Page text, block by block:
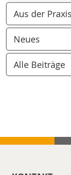
Aus der Praxis
Neues
Alle Beiträge